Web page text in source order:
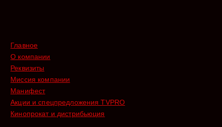
Главное
О компании
Реквизиты
Миссия компании
Манифест
Акции и спецпредложения TVPRO
Кинопрокат и дистрибьюция